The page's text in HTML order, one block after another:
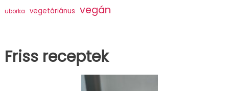
uborka vegetáriánus vegán
Friss receptek